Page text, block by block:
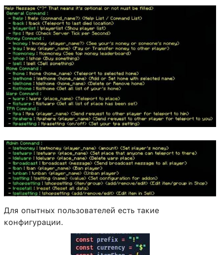
Для опытных пользователей есть такие
конфигурации.